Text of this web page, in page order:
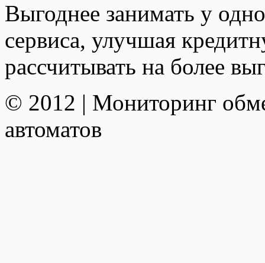
Выгоднее занимать у
сервиса, улучшая
рассчитывать на более
© 2012 | Мониторинг
автоматов